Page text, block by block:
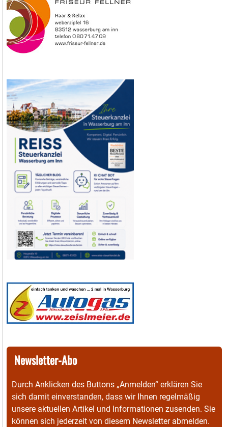
Newsletter-Abo
Durch Anklicken des Buttons „Anmelden“ erklären Sie
sich damit einverstanden, dass wir Ihnen regelmäßig
unsere aktuellen Artikel und Informationen zusenden. Sie
können sich jederzeit von diesem Newsletter abmelden.